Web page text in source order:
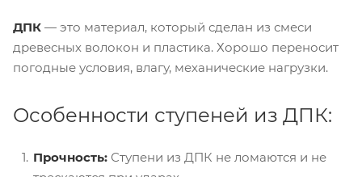
ДПК — это материал, который сделан из смеси
древесных волокон и пластика. Хорошо переносит
погодные условия, влагу, механические нагрузки.
Особенности ступеней из ДПК:
Прочность: Ступени из ДПК не ломаются и не